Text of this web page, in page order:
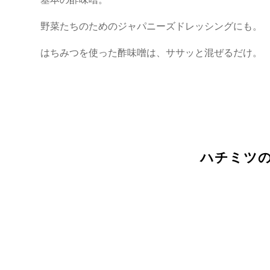
野菜たちのためのジャパニーズドレッシングにも。
はちみつを使った酢味噌は、ササッと混ぜるだけ。
ハチミツ